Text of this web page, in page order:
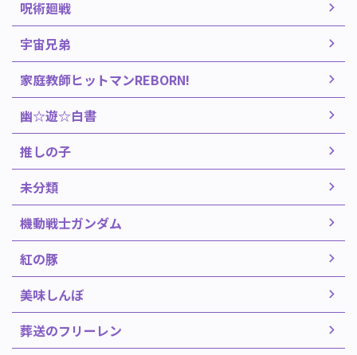
呪術廻戦
宇宙兄弟
家庭教師ヒットマンREBORN!
幽☆遊☆白書
推しの子
未分類
機動戦士ガンダム
紅の豚
美味しんぼ
葬送のフリーレン